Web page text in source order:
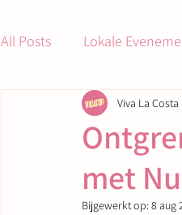
All Posts Lokale
Gastronomie en Dineren
met
Viva La
Bijgewerkt op:8 aug